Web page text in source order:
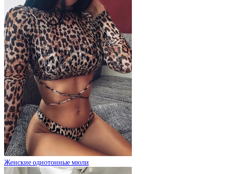
Женские однотонные мюли